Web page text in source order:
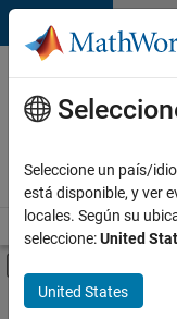
Saltar al contenido
Ofertas
de
empleo
MathWorks
Visión general
Contenido principal
FILTRADO POR
Seleccione un país/
está disponible, y ver
locales. Según su
seleccione:United
United States